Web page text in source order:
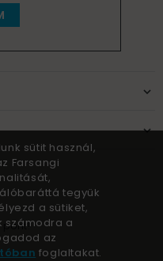
pont!
sütit használ,
Farsangi
tegyük
a sütiket,
számodra a
az
foglaltakat.